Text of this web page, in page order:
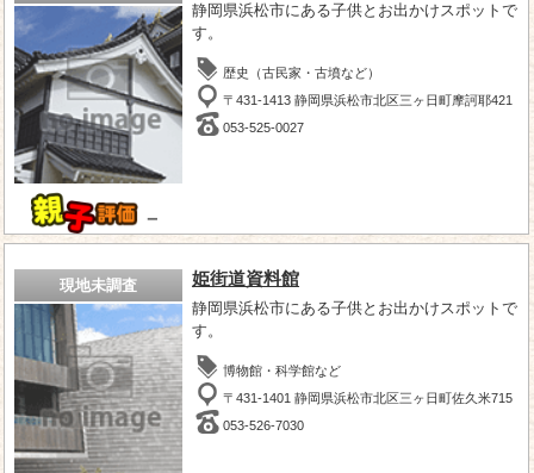
－
静岡県浜松市にある子供とお出かけスポットで
す。
歴史（古民家・古墳など）
〒431-1413 静岡県浜松市北区三ヶ日町摩訶耶421
053-525-0027
現地未調査 姫街道資料館
静岡県浜松市にある子供とお出かけスポットで
す。
博物館・科学館など
〒431-1401 静岡県浜松市北区三ヶ日町佐久米715
053-526-7030